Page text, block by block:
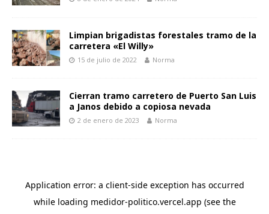
Limpian brigadistas forestales tramo de la
carretera «El Willy»
15 de julio de 2022 Norma
Cierran tramo carretero de Puerto San Luis
a Janos debido a copiosa nevada
2 de enero de 2023 Norma